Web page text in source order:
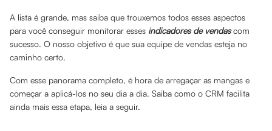
A lista é grande, mas saiba que trouxemos todos esses aspectos
para você conseguir monitorar esses indicadores de vendascom
sucesso. O nosso objetivo é que sua equipe de vendas esteja no
caminho certo.
Com esse panorama completo, é hora de arregaçar as mangas e
começar a aplicá-los no seu dia a dia. Saiba como o CRM facilita
ainda mais essa etapa, leia a seguir.